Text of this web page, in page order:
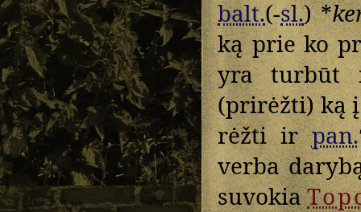
balt.(-sl.) *
ką prie ko
yra
(prirėžti) ką
rėžti irpan.
verba
suvokia